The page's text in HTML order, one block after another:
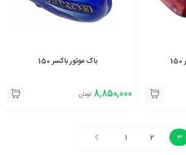
باک موتور باکسر 150
8,850,000 تومان
1 2 3